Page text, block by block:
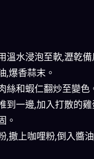
溫水浸泡至軟,瀝乾備
,爆香蒜末。
絲和蝦仁翻炒至變色
到一邊,加入打散的
。
,撒上咖哩粉,倒入醬